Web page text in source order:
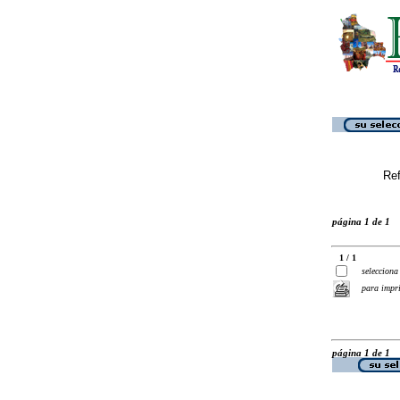
página 1 de 1
1 / 1
selecciona
para
página 1 de 1